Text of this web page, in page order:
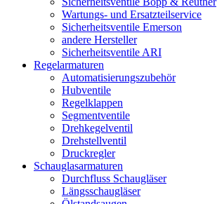
Wartungs- und Ersatzteilservice
Sicherheitsventile Emerson
andere Hersteller
Sicherheitsventile ARI
Regelarmaturen
Automatisierungszubehör
Hubventile
Regelklappen
Segmentventile
Drehkegelventil
Drehstellventil
Druckregler
Schauglas­armaturen
Durchfluss Schaugläser
Längsschaugläser